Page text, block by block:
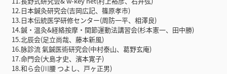
12.日本鍼灸研究会(吉岡広記、篠原孝市)
13.日本伝統医学研修センター(周防一平、相澤良)
14.鍼・温灸&経絡按摩・関節運動法講習会(杉本憲一、田中勝)
15.北辰会(足立尚哉、藤本新風)
16.脉診流 氣鍼医術研究会(中村泰山、葛野玄庵)
17.命門会(大島才史、濱本寛子)
18.和ら会(川腰 つよし、戸ヶ正男)